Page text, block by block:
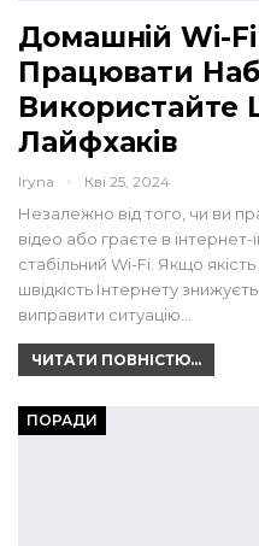
Домашній Wi-
Працювати
Використайте
Лайфхаків
Iryna Кві 25, 2024
Незалежно від того, чи ви
відео або граєте в
стабільний Wi-Fi. Якщо
швідкість Інтернету
виправити ситуацію…
ЧИТАТИ ПОВНІСТЮ...
ПОРАДИ